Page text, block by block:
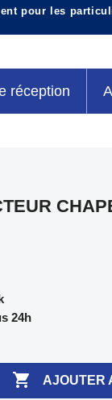
pour les
réception
24h
 AJOUTER